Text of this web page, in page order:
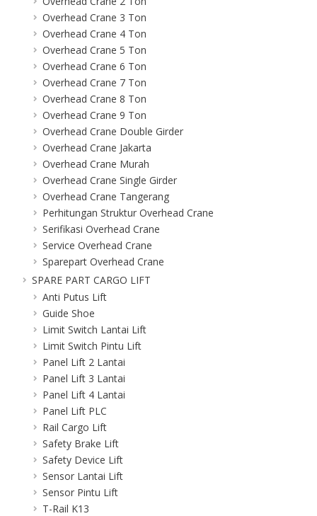
Overhead Crane 3 Ton
Overhead Crane 4 Ton
Overhead Crane 5 Ton
Overhead Crane 6 Ton
Overhead Crane 7 Ton
Overhead Crane 8 Ton
Overhead Crane 9 Ton
Overhead Crane Double Girder
Overhead Crane Jakarta
Overhead Crane Murah
Overhead Crane Single Girder
Overhead Crane Tangerang
Perhitungan Struktur Overhead Crane
Serifikasi Overhead Crane
Service Overhead Crane
Sparepart Overhead Crane
SPARE PART CARGO LIFT
Anti Putus Lift
Guide Shoe
Limit Switch Lantai Lift
Limit Switch Pintu Lift
Panel Lift 2 Lantai
Panel Lift 3 Lantai
Panel Lift 4 Lantai
Panel Lift PLC
Rail Cargo Lift
Safety Brake Lift
Safety Device Lift
Sensor Lantai Lift
Sensor Pintu Lift
T-Rail K13